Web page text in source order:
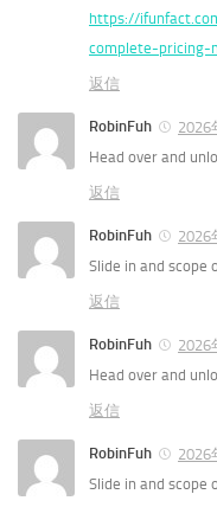
https://
complete-pricing-
返信
RobinFuh
2026
Head over and
返信
RobinFuh
2026
Slide in and scope
返信
RobinFuh
2026
Head over and
返信
RobinFuh
2026
Slide in and scope